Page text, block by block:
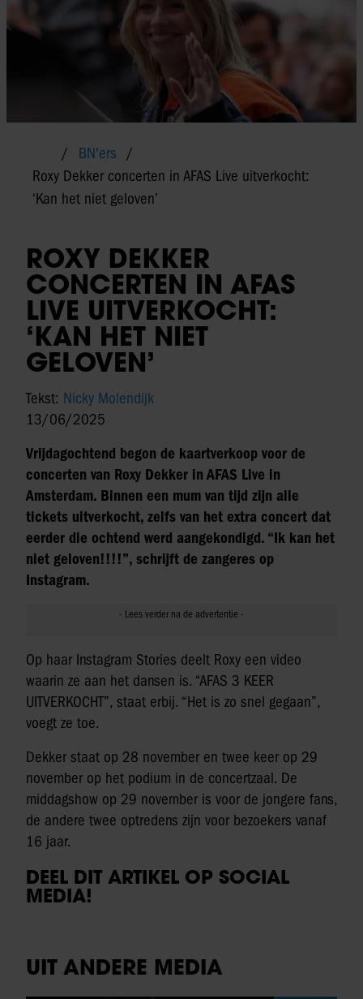
BN'ers
Roxy Dekker concerten in AFAS Live uitverkocht:
‘Kan het niet geloven’
ROXY DEKKER
CONCERTEN IN AFAS
LIVE UITVERKOCHT:
‘KAN HET NIET
GELOVEN’
Tekst: Nicky Molendijk
13/06/2025
Vrijdagochtend begon de kaartverkoop voor de
concerten van Roxy Dekker in AFAS Live in
Amsterdam. Binnen een mum van tijd zijn alle
tickets uitverkocht, zelfs van het extra concert dat
eerder die ochtend werd aangekondigd. “Ik kan het
niet geloven!!!!”, schrijft de zangeres op
Instagram.
Op haar Instagram Stories deelt Roxy een video
waarin ze aan het dansen is. “AFAS 3 KEER
UITVERKOCHT”, staat erbij. “Het is zo snel gegaan”,
voegt ze toe.
Dekker staat op 28 november en twee keer op 29
november op het podium in de concertzaal. De
middagshow op 29 november is voor de jongere fans,
de andere twee optredens zijn voor bezoekers vanaf
16 jaar.
DEEL DIT ARTIKEL OP SOCIAL
MEDIA!
UIT ANDERE MEDIA